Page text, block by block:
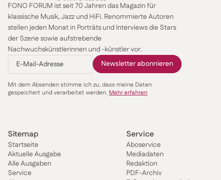
FONO FORUM ist seit 70 Jahren das Magazin für
klassische Musik, Jazz und HiFi. Renommierte Autoren
stellen jeden Monat in Porträts und Interviews die Stars
der Szene sowie aufstrebende
Nachwuchskünstlerinnen und -künstler vor.
Mit dem Absenden stimme ich zu, dass meine Daten
gespeichert und verarbeitet werden. Mehr erfahren
Sitemap
Startseite
Aktuelle Ausgabe
Alle Ausgaben
Service
Service
Aboservice
Mediadaten
Redaktion
PDF-Archiv